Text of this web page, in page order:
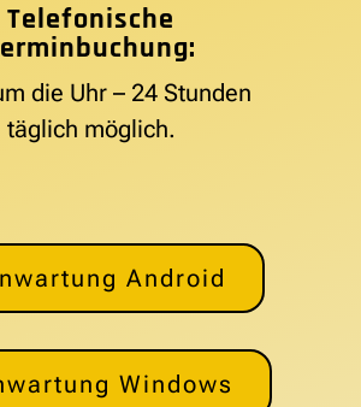
Telefonische
die Uhr – 24 Stunden
täglich möglich.
Android
Windows